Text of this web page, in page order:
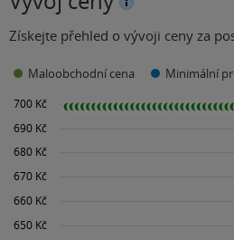
Získejte přehled o vývoji ceny za
Maloobchodní cena Minimální